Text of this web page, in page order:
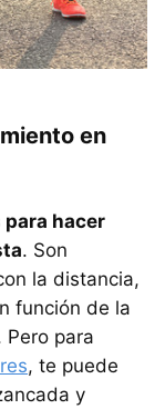
en
hacer
. Son
la distancia,
función de la
para
, te puede
y